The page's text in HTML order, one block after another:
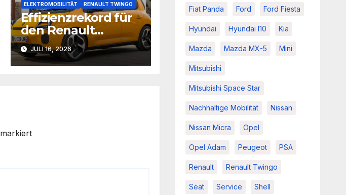
ELEKTROMOBILITÄT RENAULT TWINGO
Effizienzrekord für
den Renault
Twingo E-Tech
JULI 16, 2026
markiert
Fiat Panda Ford Ford Fiesta
Hyundai Hyundai I10 Kia
Mazda Mazda MX-5 Mini
Mitsubishi
Mitsubishi Space Star
Nachhaltige Mobilität Nissan
Nissan Micra Opel
Opel Adam Peugeot PSA
Renault Renault Twingo
Seat Service Shell